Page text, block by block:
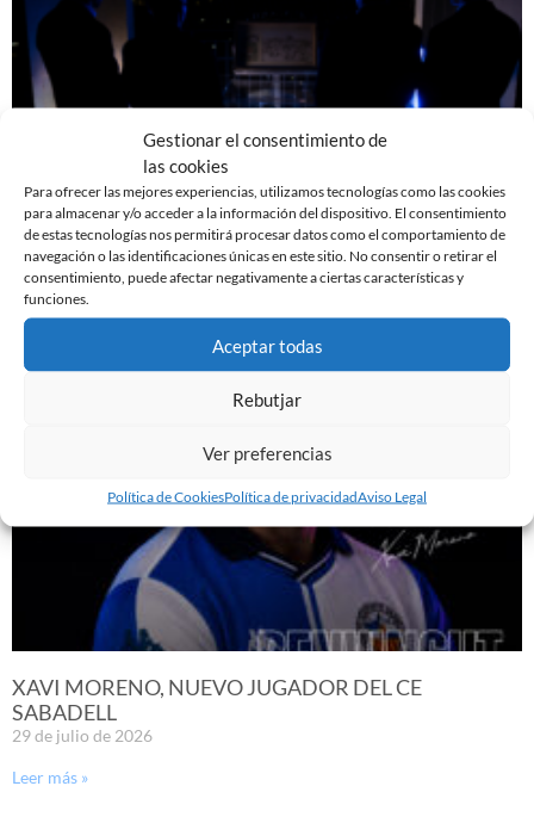
Gestionar el consentimiento de
las cookies
Para ofrecer las mejores experiencias, utilizamos tecnologías como las cookies
para almacenar y/o acceder a la información del dispositivo. El consentimiento
de estas tecnologías nos permitirá procesar datos como el comportamiento de
navegación o las identificaciones únicas en este sitio. No consentir o retirar el
consentimiento, puede afectar negativamente a ciertas características y
funciones.
Aceptar todas
Rebutjar
Ver preferencias
Política de CookiesPolítica de privacidadAviso Legal
YA DISPONIBLE LA PRIMERA EQUIPACIÓN DE LA
TEMPORADA 26/27
29 de julio de 2026
XAVI MORENO, NUEVO JUGADOR DEL CE
SABADELL
29 de julio de 2026
Leer más »